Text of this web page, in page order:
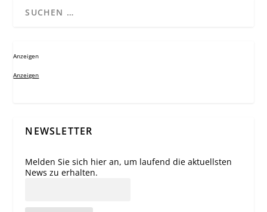
Anzeigen
Anzeigen
NEWSLETTER
Melden Sie sich hier an, um laufend die aktuellsten
News zu erhalten.